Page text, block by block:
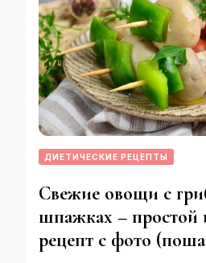
ДИЕТИЧЕСКИЕ РЕЦЕПТЫ
Свежие овощи с
шпажках – простой
рецепт с фото